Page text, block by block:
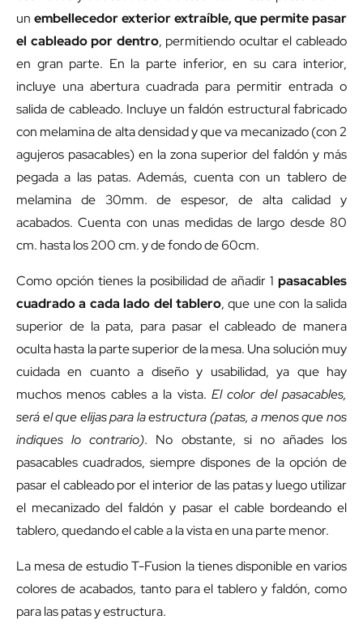
un embellecedor exterior extraíble, que permite pasar
el cableado por dentro, permitiendo ocultar el cableado
en gran parte. En la parte inferior, en su cara interior,
incluye una abertura cuadrada para permitir entrada o
salida de cableado. Incluye un faldón estructural fabricado
con melamina de alta densidad y que va mecanizado (con 2
agujeros pasacables) en la zona superior del faldón y más
pegada a las patas. Además, cuenta con un tablero de
melamina de 30mm. de espesor, de alta calidad y
acabados. Cuenta con unas medidas de largo desde 80
cm. hasta los 200 cm. y de fondo de 60cm.
Como opción tienes la posibilidad de añadir 1 pasacables
cuadrado a cada lado del tablero, que une con la salida
superior de la pata, para pasar el cableado de manera
oculta hasta la parte superior de la mesa. Una solución muy
cuidada en cuanto a diseño y usabilidad, ya que hay
muchos menos cables a la vista. El color del pasacables,
será el que elijas para la estructura (patas, a menos que nos
indiques lo contrario). No obstante, si no añades los
pasacables cuadrados, siempre dispones de la opción de
pasar el cableado por el interior de las patas y luego utilizar
el mecanizado del faldón y pasar el cable bordeando el
tablero, quedando el cable a la vista en una parte menor.
La mesa de estudio T-Fusion la tienes disponible en varios
colores de acabados, tanto para el tablero y faldón, como
para las patas y estructura.